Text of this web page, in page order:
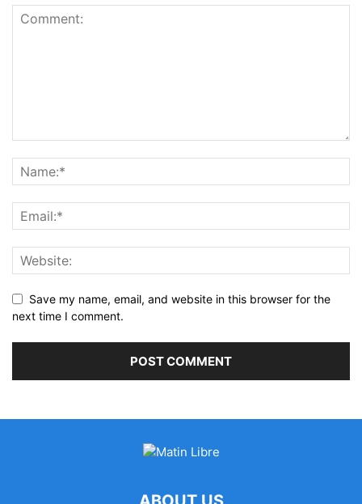
Save my name, email, and website in this browser for the
next time I comment.